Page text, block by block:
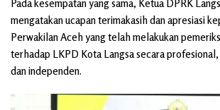
Pada kesempatan yang sama, Ketua DPRK
mengatakan ucapan terimakasih dan apresiasi
Perwakilan Aceh yang telah melakukan
terhadap LKPD Kota Langsa secara
dan independen.